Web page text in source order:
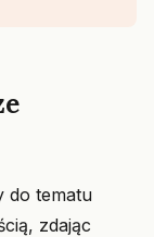
do tematu
zdając